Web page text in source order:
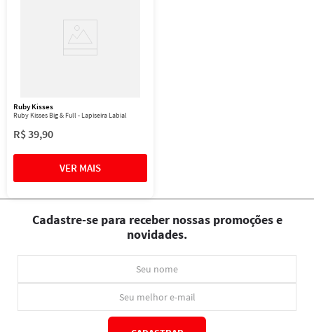
Ruby Kisses
Ruby Kisses Big & Full - Lapiseira Labial
R$39,90
Cadastre-se para receber nossas promoções e
novidades.